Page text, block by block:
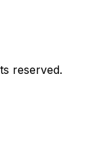
reserved.